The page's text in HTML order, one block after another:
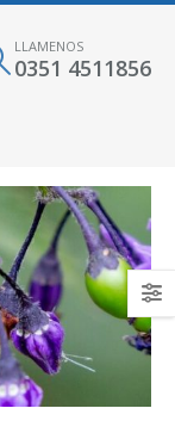
LLAMENOS
0351 4511856